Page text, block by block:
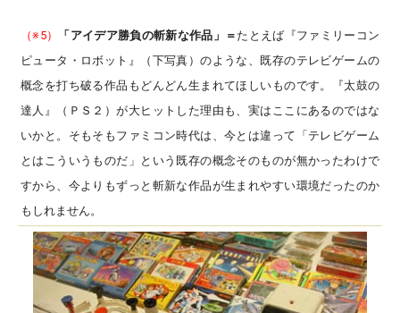
（※5） 「アイデア勝負の斬新な作品」＝ たとえば『ファミリーコン
ピュータ・ロボット』（下写真）のような、既存のテレビゲームの
概念を打ち破る作品もどんどん生まれてほしいものです。『太鼓の
達人』（ＰＳ２）が大ヒットした理由も、実はここにあるのではな
いかと。そもそもファミコン時代は、今とは違って「テレビゲーム
とはこういうものだ」という既存の概念そのものが無かったわけで
すから、今よりもずっと斬新な作品が生まれやすい環境だったのか
もしれません。